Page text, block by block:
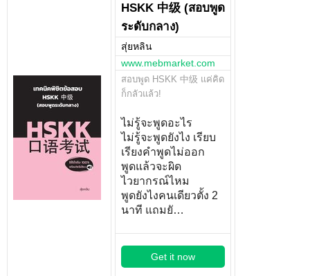
HSKK 中级 (สอบพูด
ระดับกลาง)
สุ่ยหลิน
www.mebmarket.com
สอบพูด HSKK 中级 แค่คิด
ก็กลัวแล้ว!
ไม่รู้จะพูดอะไร
ไม่รู้จะพูดยังไง เรียบ
เรียงคำพูดไม่ออก
พูดแล้วจะผิด
ไวยากรณ์ไหม
พูดยังไงคนเดียวตั้ง 2
นาที แถมยั…
Get it now